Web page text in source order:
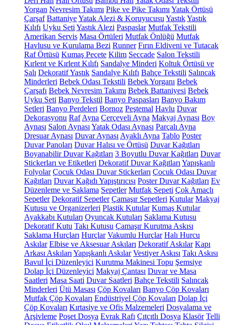
Yorgan Nevresim Takımı Pike ve Pike Takımı Yatak Örtüsü
Çarşaf BattaniyeYatak Alezi & Koruyucusu YastıkYastık
Kılıfı Uyku Seti Yastık Alezi Paspaslar Mutfak Tekstili
Amerikan Servis Masa Örtüleri Mutfak Önlüğü Mutfak
Havlusu ve Kurulama Bezi Runner Fırın Eldiveni ve Tutacak
Raf Örtüsü Kumaş Peçete Kilim Seccade Salon Tekstili
Kırlent ve Kırlent Kılıfı Sandalye Minderi Koltuk Örtüsü ve
Şalı Dekoratif Yastık Sandalye Kılıfı Bahçe Tekstili Salıncak
Minderleri Bebek Odası Tekstili Bebek Yorganı Bebek
Çarşafı Bebek Nevresim Takımı Bebek Battaniyesi Bebek
Uyku Seti Banyo Tekstil Banyo Paspasları Banyo Bakım
Setleri Banyo Perdeleri Bornoz Peştemal Havlu Duvar
Dekorasyonu Raf Ayna Çerçeveli Ayna Makyaj Aynası Boy
Aynası Salon Aynası Yatak Odası Aynası Parçalı Ayna
Dresuar Aynası Duvar Aynası Ayaklı Ayna Tablo Poster
Duvar Panoları Duvar Halısı ve Örtüsü Duvar Kağıtları
Boyanabilir Duvar Kağıtları 3 Boyutlu Duvar Kağıtları Duvar
Stickerları ve Etiketleri Dekoratif Duvar Kağıtları Yapışkanlı
Folyolar Çocuk Odası Duvar Stickerları Çocuk Odası Duvar
Kağıtları Duvar Kağıdı Yapıştırıcısı Poster Duvar Kağıtları Ev
Düzenleme ve Saklama Sepetler Mutfak Sepeti Çok Amaçlı
Sepetler Dekoratif Sepetler Çamaşır Sepetleri Kutular Makyaj
Kutusu ve Organizerleri Plastik Kutular Kumaş Kutular
Ayakkabı Kutuları Oyuncak Kutuları Saklama Kutusu
Dekoratif Kutu Takı Kutusu Çamaşır Kurutma Askısı
Saklama Hurçları Hurçlar Vakumlu Hurçlar Halı Hurcu
Askılar Elbise ve Aksesuar Askıları Dekoratif Askılar Kapı
Arkası Askıları Yapışkanlı Askılar Vestiyer Askısı Takı Askısı
Bavul İçi Düzenleyici Kurutma Makinesi Topu Şemsiye
Dolap İçi Düzenleyici Makyaj Çantası Duvar ve Masa
Saatleri Masa Saati Duvar Saatleri Bahçe Tekstili Salıncak
Minderleri Ütü Masası Çöp Kovaları Banyo Çöp Kovaları
Mutfak Çöp Kovaları Endüstriyel Çöp Kovaları Dolap İçi
Çöp Kovaları Kırtasiye ve Ofis Malzemeleri Dosyalama ve
Arşivleme Poşet Dosya Evrak Rafı Çıtçıtlı Dosya Klasör Telli